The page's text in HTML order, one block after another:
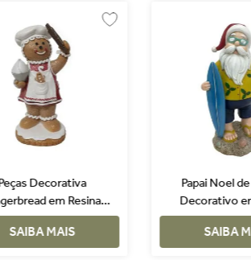
Decorativa
em Resina
e Branco
SAIBA MAIS
Papai Noel
Decorativo
Amarelo
SAIBA